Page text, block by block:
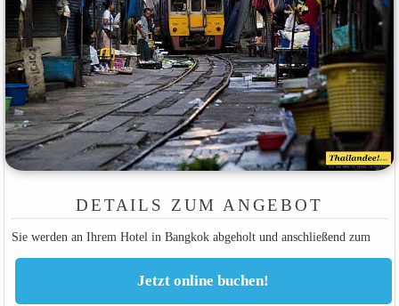
DETAILS ZUM ANGEBOT
Sie werden an Ihrem Hotel in Bangkok abgeholt und anschließend zum